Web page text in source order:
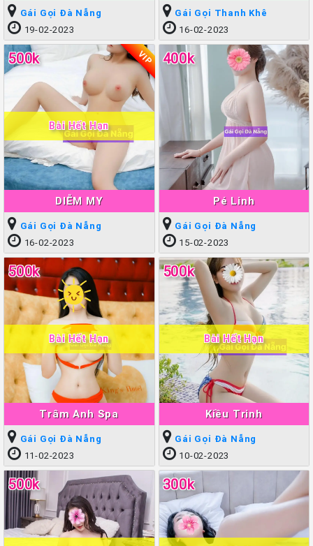
Gái Gọi Đà Nẵng
19-02-2023
Gái Gọi Thanh Khê
16-02-2023
DIỄM MY
500k VIP
Bài Hết Hạn
Gái Gọi Đà Nẵng
16-02-2023
Pé Linh
400k
Gái Gọi Đà Nẵng
15-02-2023
Trâm Anh Spa
500k
Bài Hết Hạn
Gái Gọi Đà Nẵng
11-02-2023
Kiều Trinh
500k
Bài Hết Hạn
Gái Gọi Đà Nẵng
10-02-2023
500k 300k